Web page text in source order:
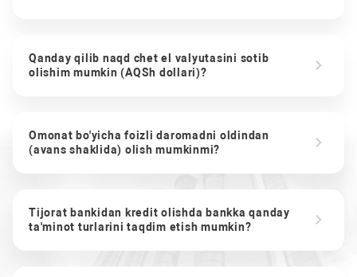
Qanday qilib naqd chet el valyutasini sotib
olishim mumkin (AQSh dollari)?
Omonat bo'yicha foizli daromadni oldindan
(avans shaklida) olish mumkinmi?
Tijorat bankidan kredit olishda bankka qanday
ta'minot turlarini taqdim etish mumkin?